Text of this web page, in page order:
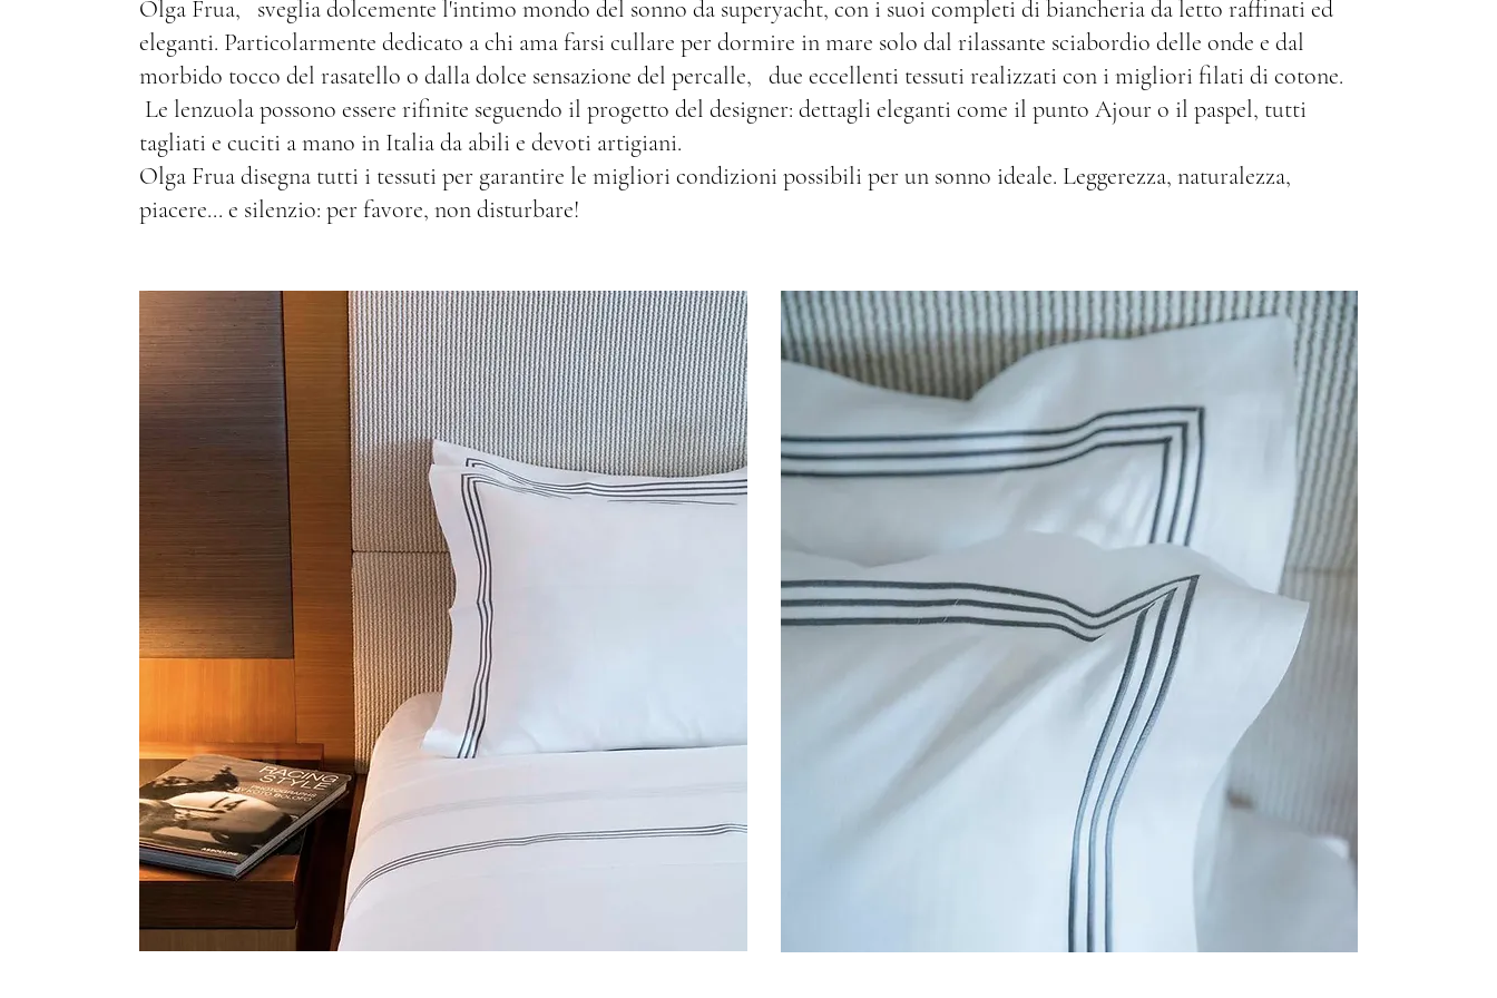
Olga Frua, sveglia dolcemente l'intimo mondo del sonno da superyacht, con i suoi completi di biancheria da letto raffinati ed
eleganti. Particolarmente dedicato a chi ama farsi cullare per dormire in mare solo dal rilassante sciabordio delle onde e dal
morbido tocco del rasatello o dalla dolce sensazione del percalle, due eccellenti tessuti realizzati con i migliori filati di cotone.
Le lenzuola possono essere rifinite seguendo il progetto del designer: dettagli eleganti come il punto Ajour o il paspel, tutti
tagliati e cuciti a mano in Italia da abili e devoti artigiani.
Olga Frua disegna tutti i tessuti per garantire le migliori condizioni possibili per un sonno ideale. Leggerezza, naturalezza,
piacere... e silenzio: per favore, non disturbare!